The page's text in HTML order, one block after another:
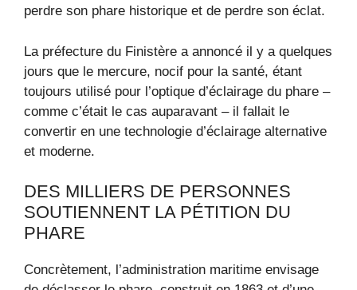
perdre son phare historique et de perdre son éclat.
La préfecture du Finistère a annoncé il y a quelques
jours que le mercure, nocif pour la santé, étant
toujours utilisé pour l’optique d’éclairage du phare –
comme c’était le cas auparavant – il fallait le
convertir en une technologie d’éclairage alternative
et moderne.
DES MILLIERS DE PERSONNES
SOUTIENNENT LA PÉTITION DU
PHARE
Concrètement, l’administration maritime envisage